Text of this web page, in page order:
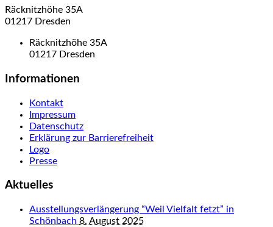
Räcknitzhöhe 35A
01217 Dresden
Räcknitzhöhe 35A
01217 Dresden
Informationen
Kontakt
Impressum
Datenschutz
Erklärung zur Barrierefreiheit
Logo
Presse
Aktuelles
Ausstellungsverlängerung “Weil Vielfalt fetzt” in
Schönbach 8. August 2025